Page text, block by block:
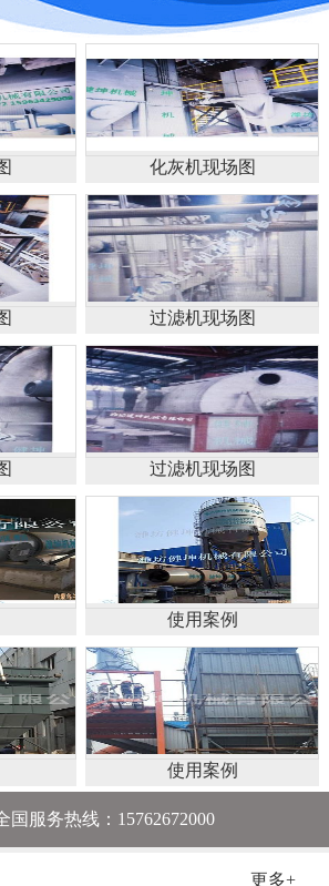
化灰机现场图
过滤机现场图
过滤机现场图
使用案例
使用案例
国服务热线：15762672000
更多+